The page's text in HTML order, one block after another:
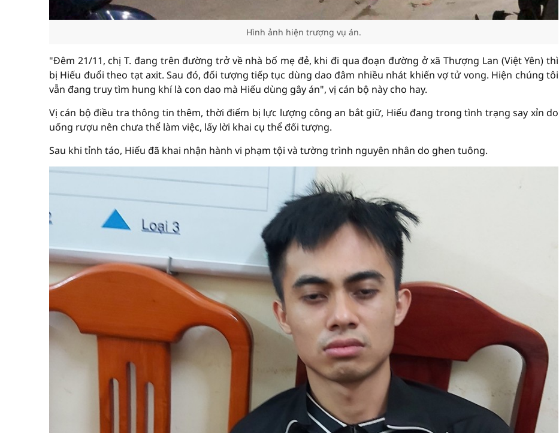
Hình ảnh hiện trượng vụ án.
"Đêm 21/11, chị T. đang trên đường trở về nhà bố mẹ đẻ, khi đi qua đoạn đường ở xã Thượng Lan (Việt Yên) thì
bị Hiếu đuổi theo tạt axit. Sau đó, đối tượng tiếp tục dùng dao đâm nhiều nhát khiến vợ tử vong. Hiện chúng tôi
vẫn đang truy tìm hung khí là con dao mà Hiếu dùng gây án", vị cán bộ này cho hay.
Vị cán bộ điều tra thông tin thêm, thời điểm bị lực lượng công an bắt giữ, Hiếu đang trong tình trạng say xỉn do
uống rượu nên chưa thể làm việc, lấy lời khai cụ thể đối tượng.
Sau khi tỉnh táo, Hiếu đã khai nhận hành vi phạm tội và tường trình nguyên nhân do ghen tuông.